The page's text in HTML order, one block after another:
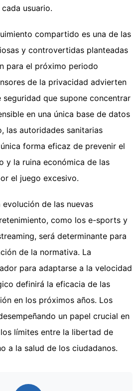
usuario.
compartido es una de las
y controvertidas planteadas
para el próximo periodo
de la privacidad advierten
seguridad que supone concentrar
en una única base de datos
las autoridades sanitarias
forma eficaz de prevenir el
y la ruina económica de las
el juego excesivo.
de las nuevas
como los e-sports y
será determinante para
de la normativa. La
para adaptarse a la velocidad
definirá la eficacia de las
en los próximos años. Los
un papel crucial en
límites entre la libertad de
a la salud de los ciudadanos.